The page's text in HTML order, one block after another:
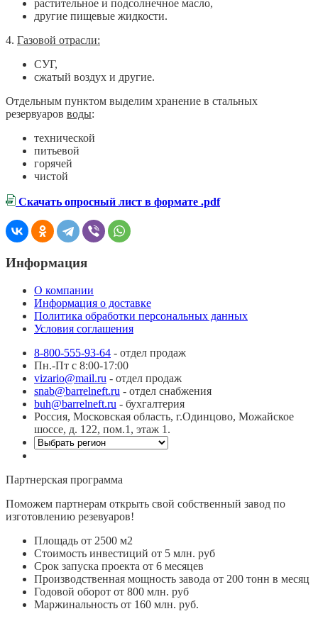
растительное и подсолнечное масло,
другие пищевые жидкости.
4. Газовой отрасли:
СУГ,
сжатый воздух и другие.
Отдельным пунктом выделим хранение в стальных
резервуаров воды:
технической
питьевой
горячей
чистой
Скачать опросный лист в формате .pdf
Информация
О компании
Информация о доставке
Политика обработки персональных данных
Условия соглашения
8-800-555-93-64 - отдел продаж
Пн.-Пт с 8:00-17:00
vizario@mail.ru - отдел продаж
snab@barrelneft.ru - отдел снабжения
buh@barrelneft.ru - бухгалтерия
Россия, Московская область, г.Одинцово, Можайское
шоссе, д. 122, пом.1, этаж 1.
Партнерская программа
Поможем партнерам открыть свой собственный завод по
изготовлению резевуаров!
Площадь от 2500 м2
Стоимость инвестиций от 5 млн. руб
Срок запуска проекта от 6 месяцев
Производственная мощность завода от 200 тонн в месяц
Годовой оборот от 800 млн. руб
Маржинальность от 160 млн. руб.